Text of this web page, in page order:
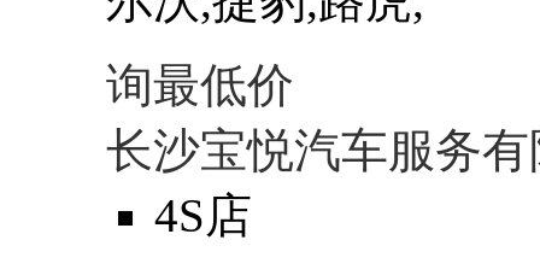
询最低价
长沙宝悦汽车服务
4S店